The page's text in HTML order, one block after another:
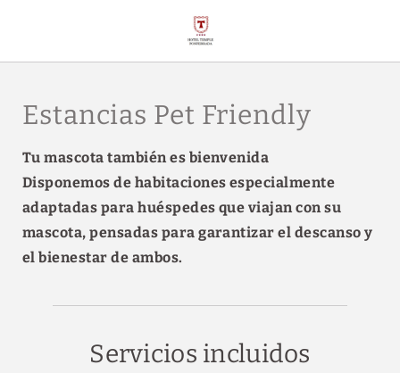
Estancias Pet Friendly
Tu mascota también es bienvenida
Disponemos de habitaciones especialmente
adaptadas para huéspedes que viajan con su
mascota, pensadas para garantizar el descanso y
el bienestar de ambos.
Servicios incluidos